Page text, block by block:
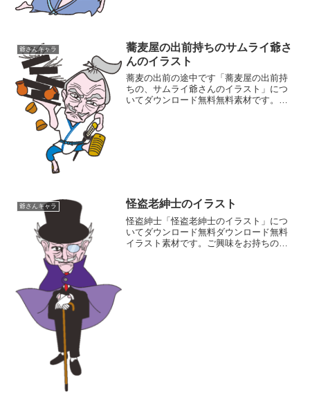
爺さんキャラ
蕎麦屋の出前持ちのサムライ爺さ
んのイラスト
蕎麦の出前の途中です「蕎麦屋の出前持
ちの、サムライ爺さんのイラスト」につ
いてダウンロード無料 無料素材です。ダ
爺さんキャラ 怪盗老紳士のイラスト
怪盗紳士「怪盗老紳士のイラスト」につ
いてダウンロード無料ダウンロード 無料
イラスト素材です。ご興味をお持ちの方